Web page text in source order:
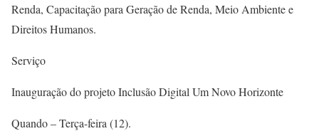
Renda, Capacitação para Geração de Renda, Meio Ambiente e
Direitos Humanos.
Serviço
Inauguração do projeto Inclusão Digital Um Novo Horizonte
Quando – Terça-feira (12).